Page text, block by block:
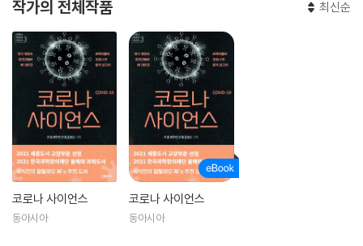
작가의 전체작품 최신순
코로나 사이언스
동아시아
코로나 사이언스
동아시아